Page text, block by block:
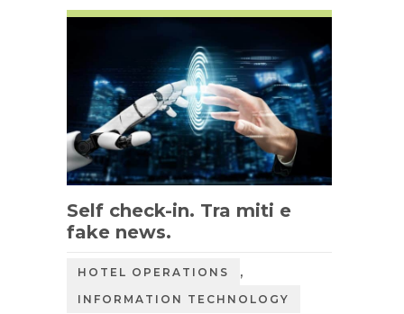
Self check-in. Tra miti e
fake news.
HOTEL OPERATIONS ,
INFORMATION TECHNOLOGY